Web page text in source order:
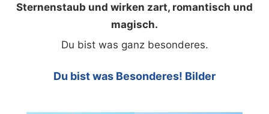
Sternenstaub und wirken zart, romantisch und
magisch.
Du bist was ganz besonderes.
Du bist was Besonderes! Bilder